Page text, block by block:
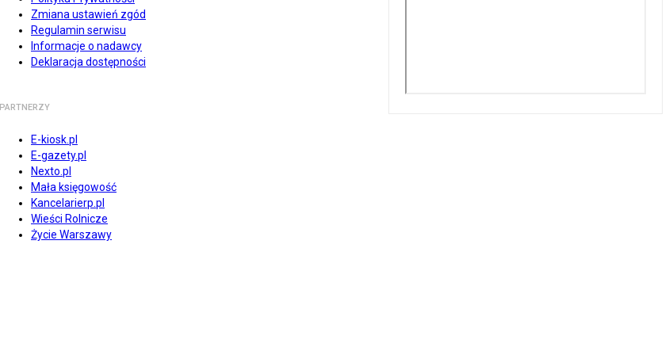
Zmiana ustawień zgód
Regulamin serwisu
Informacje o nadawcy
Deklaracja dostępności
PARTNERZY
E-kiosk.pl
E-gazety.pl
Nexto.pl
Mała księgowość
Kancelarierp.pl
Wieści Rolnicze
Życie Warszawy